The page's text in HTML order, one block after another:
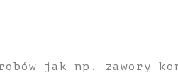
jak np. zawory